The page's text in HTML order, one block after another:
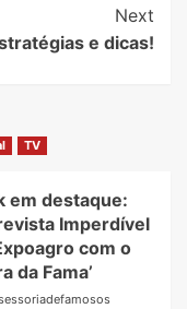
Next
e dicas!
TV
em destaque:
Imperdível
com o
da Fama’